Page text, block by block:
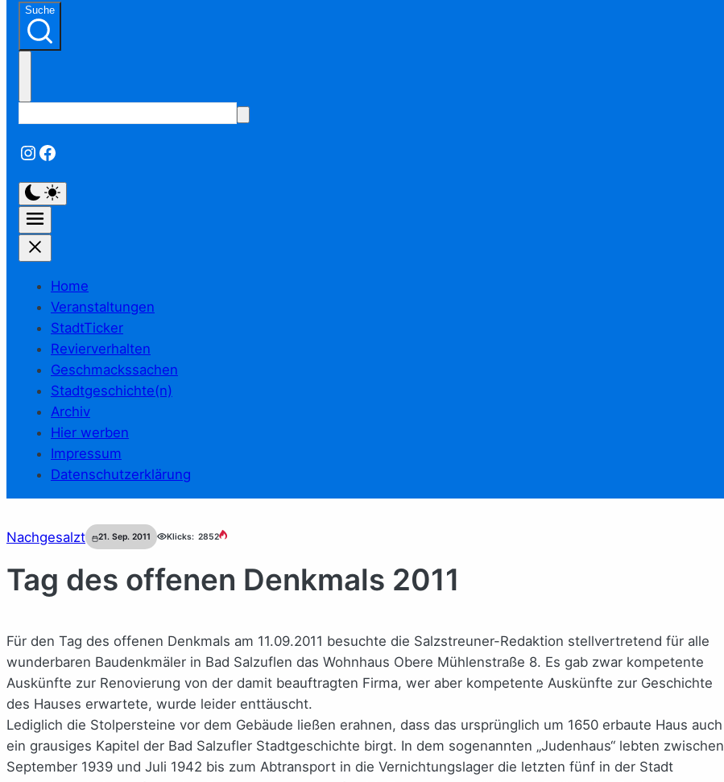
Suche
Instagram
Facebook
Home
Veranstaltungen
StadtTicker
Revierverhalten
Geschmackssachen
Stadtgeschichte(n)
Archiv
Hier werben
Impressum
Datenschutzerklärung
Nachgesalzt 21. Sep. 2011 Klicks: 2852
Tag des offenen Denkmals 2011
Für den Tag des offenen Denkmals am 11.09.2011 besuchte die Salzstreuner-Redaktion stellvertretend für alle
wunderbaren Baudenkmäler in Bad Salzuflen das Wohnhaus Obere Mühlenstraße 8. Es gab zwar kompetente
Auskünfte zur Renovierung von der damit beauftragten Firma, wer aber kompetente Auskünfte zur Geschichte
des Hauses erwartete, wurde leider enttäuscht.
Lediglich die Stolpersteine vor dem Gebäude ließen erahnen, dass das ursprünglich um 1650 erbaute Haus auch
ein grausiges Kapitel der Bad Salzufler Stadtgeschichte birgt. In dem sogenannten „Judenhaus“ lebten zwischen
September 1939 und Juli 1942 bis zum Abtransport in die Vernichtungslager die letzten fünf in der Stadt